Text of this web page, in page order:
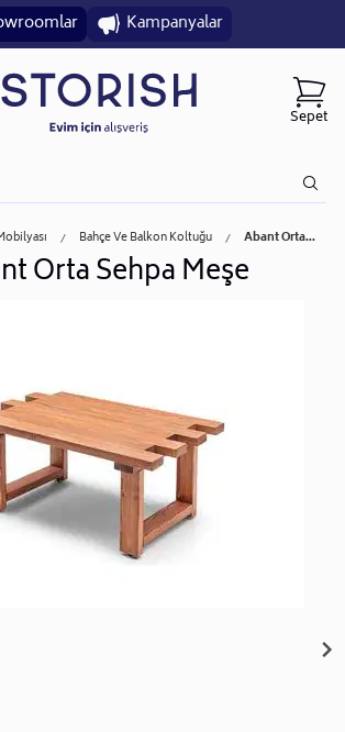
Kampanyalar
Sepet
Bahçe Ve Balkon Koltuğu Abant Orta...
Orta Sehpa Meşe